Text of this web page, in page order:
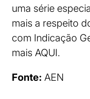
uma série
mais a respeito
com Indicação
mais AQUI.
Fonte: AEN